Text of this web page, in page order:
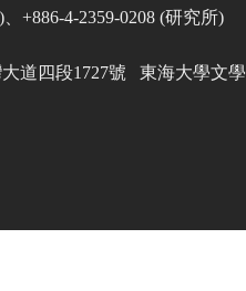
、+886-4-2359-0208 (研究所)
道四段1727號 東海大學文學